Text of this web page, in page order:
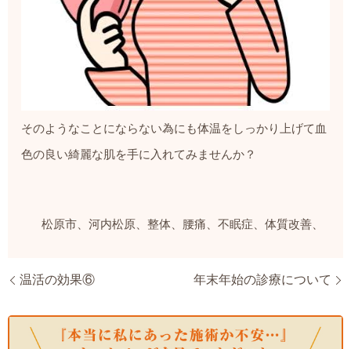
そのようなことにならない為にも体温をしっかり上げて血
色の良い綺麗な肌を手に入れてみませんか？
松原市、河内松原、整体、腰痛、不眠症、体質改善、
温活の効果⑥ 年末年始の診療について